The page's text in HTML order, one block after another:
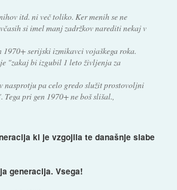
itd. ni več toliko. Ker menih se ne
si imel manj zadržkov narediti nekaj v
1970+ serijski izmikavci vojaškega roka.
"zakaj bi izgubil 1 leto življenja za
nasprotju pa celo gredo služit prostovoljni
pri gen 1970+ ne boš slišal.,
ki je vzgojila te današnje slabe
generacija. Vsega!